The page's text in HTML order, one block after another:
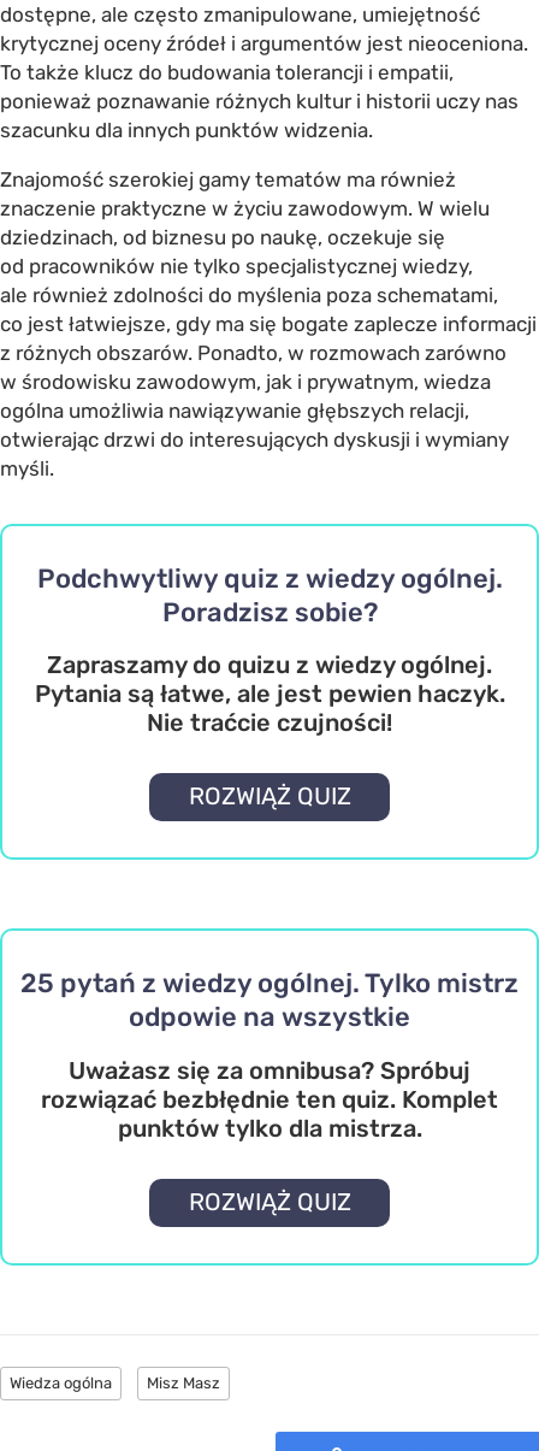
dostępne, ale często zmanipulowane, umiejętność
krytycznej oceny źródeł i argumentów jest nieoceniona.
To także klucz do budowania tolerancji i empatii,
ponieważ poznawanie różnych kultur i historii uczy nas
szacunku dla innych punktów widzenia.
Znajomość szerokiej gamy tematów ma również
znaczenie praktyczne w życiu zawodowym. W wielu
dziedzinach, od biznesu po naukę, oczekuje się
od pracowników nie tylko specjalistycznej wiedzy,
ale również zdolności do myślenia poza schematami,
co jest łatwiejsze, gdy ma się bogate zaplecze informacji
z różnych obszarów. Ponadto, w rozmowach zarówno
w środowisku zawodowym, jak i prywatnym, wiedza
ogólna umożliwia nawiązywanie głębszych relacji,
otwierając drzwi do interesujących dyskusji i wymiany
myśli.
Podchwytliwy quiz z wiedzy ogólnej.
Poradzisz sobie?
Zapraszamy do quizu z wiedzy ogólnej.
Pytania są łatwe, ale jest pewien haczyk.
Nie traćcie czujności!
ROZWIĄŻ QUIZ
25 pytań z wiedzy ogólnej. Tylko mistrz
odpowie na wszystkie
Uważasz się za omnibusa? Spróbuj
rozwiązać bezbłędnie ten quiz. Komplet
punktów tylko dla mistrza.
ROZWIĄŻ QUIZ
Wiedza ogólna Misz Masz